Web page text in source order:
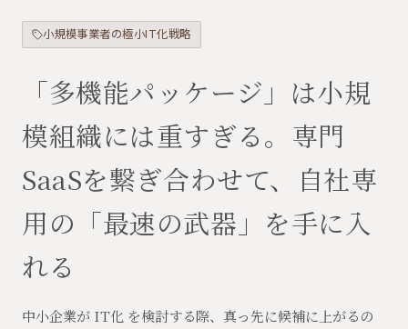
小規模事業者の極小IT化戦略
「多機能パッケージ」は小規
模組織には重すぎる。専門
SaaSを繋ぎ合わせて、自社専
用の「最速の武器」を手に入
れる
中小企業が IT化 を検討する際、真っ先に候補に上がるの